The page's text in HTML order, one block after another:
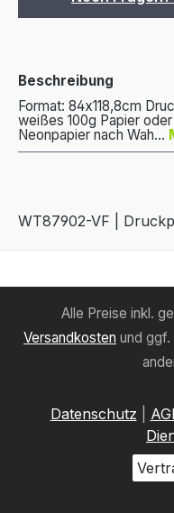
Beschreibung
Format: 84x118,8cm
weißes 100g Papier
Neonpapier nach Wah…
WT87902-VF |
Alle Preise inkl.
Versandkosten und ggf.
Datenschutz